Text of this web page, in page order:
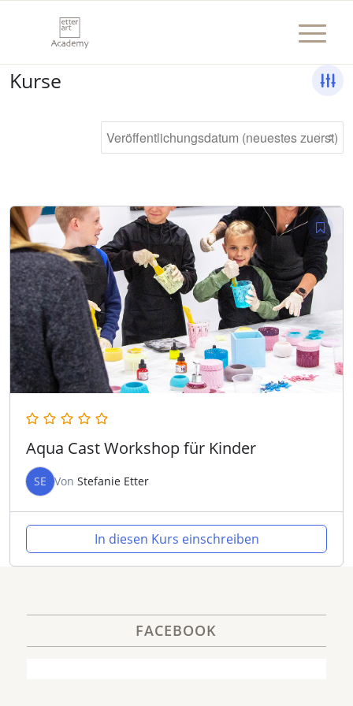
Kurse
Aqua Cast Workshop für Kinder
SE Von Stefanie Etter
In diesen Kurs einschreiben
FACEBOOK